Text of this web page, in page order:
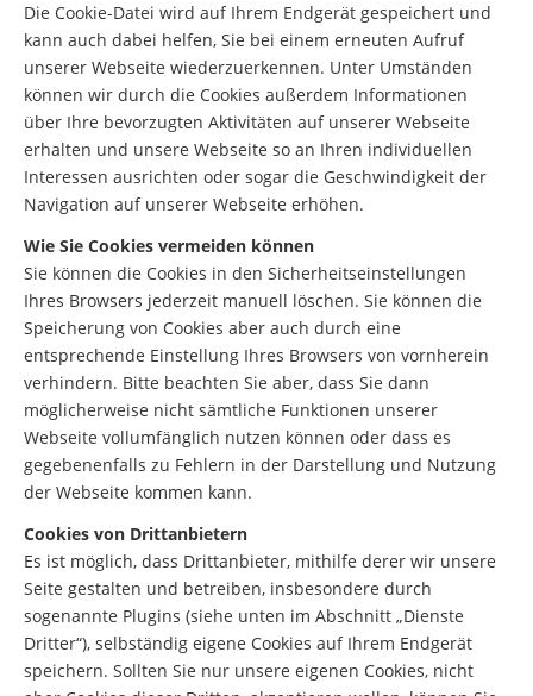
Die Cookie-Datei wird auf Ihrem Endgerät gespeichert und
kann auch dabei helfen, Sie bei einem erneuten Aufruf
unserer Webseite wiederzuerkennen. Unter Umständen
können wir durch die Cookies außerdem Informationen
über Ihre bevorzugten Aktivitäten auf unserer Webseite
erhalten und unsere Webseite so an Ihren individuellen
Interessen ausrichten oder sogar die Geschwindigkeit der
Navigation auf unserer Webseite erhöhen.
Wie Sie Cookies vermeiden können
Sie können die Cookies in den Sicherheitseinstellungen
Ihres Browsers jederzeit manuell löschen. Sie können die
Speicherung von Cookies aber auch durch eine
entsprechende Einstellung Ihres Browsers von vornherein
verhindern. Bitte beachten Sie aber, dass Sie dann
möglicherweise nicht sämtliche Funktionen unserer
Webseite vollumfänglich nutzen können oder dass es
gegebenenfalls zu Fehlern in der Darstellung und Nutzung
der Webseite kommen kann.
Cookies von Drittanbietern
Es ist möglich, dass Drittanbieter, mithilfe derer wir unsere
Seite gestalten und betreiben, insbesondere durch
sogenannte Plugins (siehe unten im Abschnitt „Dienste
Dritter“), selbständig eigene Cookies auf Ihrem Endgerät
speichern. Sollten Sie nur unsere eigenen Cookies, nicht